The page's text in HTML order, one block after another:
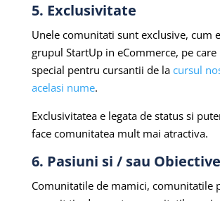
5. Exclusivitate
Unele comunitati sunt exclusive, cum
grupul StartUp in eCommerce, pe care
special pentru cursantii de la cursul
acelasi nume.
Exclusivitatea e legata de status si
face comunitatea mult mai atractiva.
6. Pasiuni si / sau
Comunitatile de mamici, comunitatile